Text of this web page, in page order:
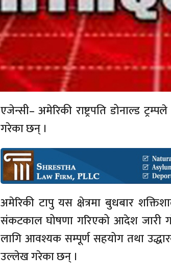
एजेन्सी– अमेरिकी राष्ट्रपति डोनाल्ड
गरेका छन् ।
अमेरिकी टापु यस क्षेत्रमा बुधबार
संकटकाल घोषणा गरिएको आदेश जारी
लागि आवश्यक सम्पूर्ण सहयोग तथा
उल्लेख गरेका छन् ।